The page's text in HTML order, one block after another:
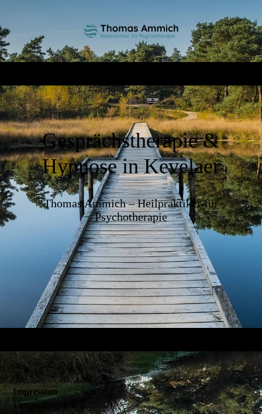
Gesprächstherapie &
Hypnose in Kevelaer
Thomas Ammich – Heilpraktiker für
Psychotherapie
Impressum